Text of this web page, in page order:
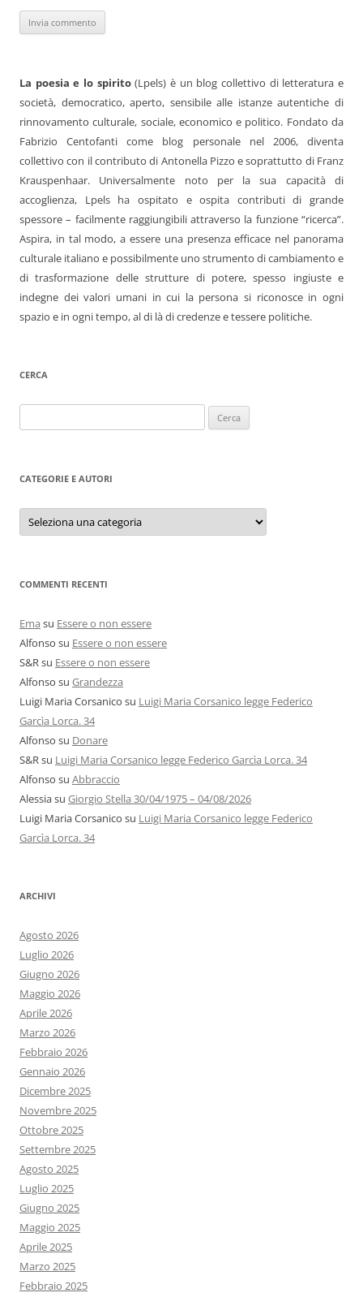
La poesia e lo spirito(Lpels) è un blog collettivo di letteratura e
società, democratico, aperto, sensibile alle istanze autentiche di
rinnovamento culturale, sociale, economico e politico. Fondato da
Fabrizio Centofanti come blog personale nel 2006, diventa
collettivo con il contributo di Antonella Pizzo e soprattutto di Franz
Krauspenhaar. Universalmente noto per la sua capacità di
accoglienza, Lpels ha ospitato e ospita contributi di grande
spessore – facilmente raggiungibili attraverso la funzione “ricerca”.
Aspira, in tal modo, a essere una presenza efficace nel panorama
culturale italiano e possibilmente uno strumento di cambiamento e
di trasformazione delle strutture di potere, spesso ingiuste e
indegne dei valori umani in cui la persona si riconosce in ogni
spazio e in ogni tempo, al di là di credenze e tessere politiche.
CERCA
per:
CATEGORIE E AUTORI
Categorie
autori
COMMENTI RECENTI
Ema su Essere o non essere
Alfonso su Essere o non essere
S&Rsu Essere o non essere
Alfonso su Grandezza
Luigi Maria Corsanico su Luigi Maria Corsanico legge Federico
Garcìa Lorca. 34
Alfonso su Donare
S&Rsu Luigi Maria Corsanico legge Federico Garcìa Lorca. 34
Alfonso su Abbraccio
Alessiasu Giorgio Stella 30/04/1975 – 04/08/2026
Luigi Maria Corsanico su Luigi Maria Corsanico legge Federico
Garcìa Lorca. 34
ARCHIVI
Agosto 2026
Luglio 2026
Giugno 2026
Maggio 2026
Aprile 2026
Marzo 2026
Febbraio 2026
Gennaio 2026
Dicembre 2025
Novembre 2025
Ottobre 2025
Settembre 2025
Agosto 2025
Luglio 2025
Giugno 2025
Maggio 2025
Aprile 2025
Marzo 2025
Febbraio 2025